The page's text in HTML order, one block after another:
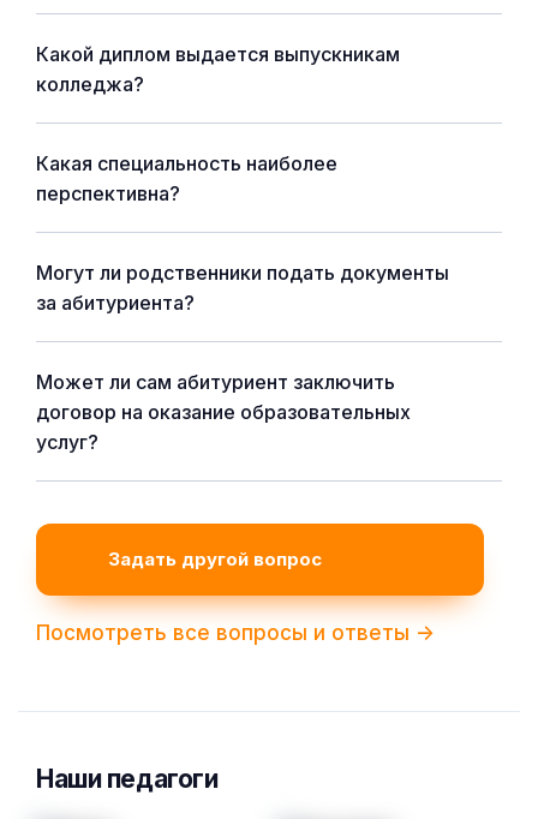
Какой диплом выдается выпускникам
колледжа?
Какая специальность наиболее
перспективна?
Могут ли родственники подать документы
за абитуриента?
Может ли сам абитуриент заключить
договор на оказание образовательных
услуг?
Задать другой вопрос
Посмотреть все вопросы и ответы ->
Наши педагоги